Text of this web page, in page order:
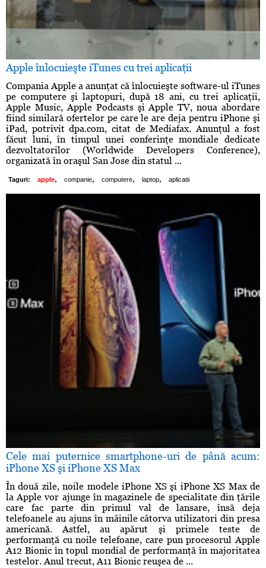
Apple înlocuieşte iTunes cu trei aplicaţii
Compania Apple a anunţat că înlocuieşte software-ul iTunes
pe computere şi laptopuri, după 18 ani, cu trei aplicaţii,
Apple Music, Apple Podcasts şi Apple TV, noua abordare
fiind similară ofertelor pe care le are deja pentru iPhone şi
iPad, potrivit dpa.com, citat de Mediafax. Anunţul a fost
făcut luni, în timpul unei conferinţe mondiale dedicate
dezvoltatorilor (Worldwide Developers Conference),
organizată în oraşul San Jose din statul ...
Taguri: apple, companie, computere, laptop, aplicatii
Cele mai puternice smartphone-uri de până acum:
iPhone XS şi iPhone XS Max
În două zile, noile modele iPhone XS şi iPhone XS Max de
la Apple vor ajunge în magazinele de specialitate din ţările
care fac parte din primul val de lansare, însă deja
telefoanele au ajuns în mâinile câtorva utilizatori din presa
americană. Astfel, au apărut şi primele teste de
performanţă cu noile telefoane, care pun procesorul Apple
A12 Bionic în topul mondial de performanţă în majoritatea
testelor. Anul trecut, A11 Bionic reuşea de ...